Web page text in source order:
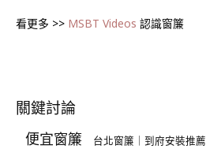
看更多 >> MSBT Videos 認識窗簾
關鍵討論
便宜窗簾 台北窗簾｜到府安裝推薦